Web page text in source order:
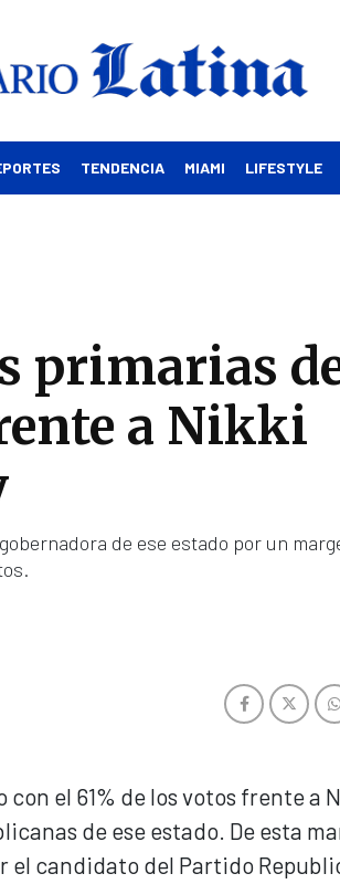
TENDENCIA MIAMI LIFESTYLE
primarias
a Nikki
de ese estado por un
con el 61% de los votos frente a
de ese estado. De esta
el candidato del Partido